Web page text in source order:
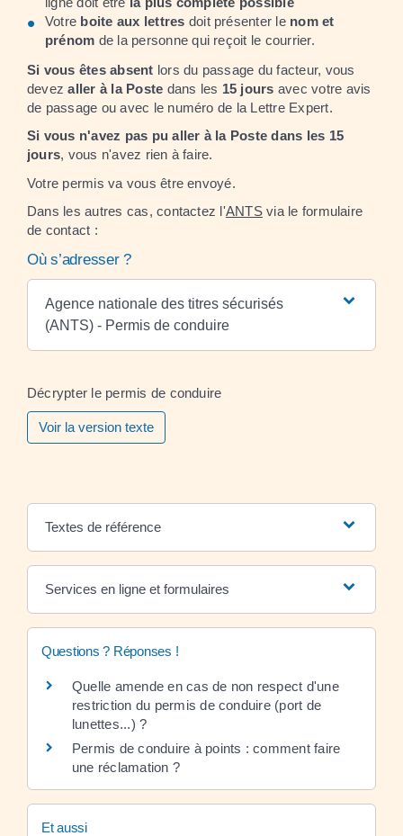
Votre boite aux lettres doit présenter le nom et
prénom de la personne qui reçoit le courrier.
Si vous êtes absent lors du passage du facteur, vous
devezaller à la Poste dans les 15 jours avec votre avis
de passage ou avec le numéro de la Lettre Expert.
Si vous n'avez pas pu aller à la Poste dans les 15
jours, vous n'avez rien à faire.
Votre permis va vous être envoyé.
Dans les autres cas, contactez l'ANTSvia le formulaire
de contact :
Où s’adresser ?
Agence nationale des titres sécurisés
(ANTS) - Permis de conduire
Décrypter le permis de conduire
Voir la version texte
Textes de référence
Services en ligne et formulaires
Questions ? Réponses !
Quelle amende en cas de non respect d'une
restriction du permis de conduire (port de
lunettes...) ?
Permis de conduire à points : comment faire
une réclamation ?
Et aussi